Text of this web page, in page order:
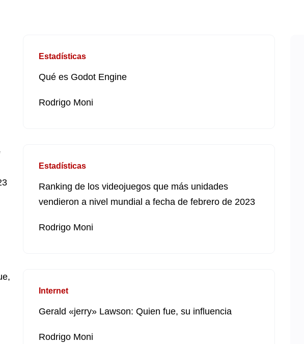
Estadísticas
Qué es Godot Engine
Rodrigo Moni
Estadísticas
Ranking de los videojuegos que más unidades
vendieron a nivel mundial a fecha de febrero de 2023
Rodrigo Moni
Internet
Gerald «jerry» Lawson: Quien fue, su influencia
Rodrigo Moni